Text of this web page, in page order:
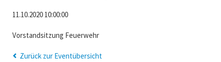
11.10.2020 10:00:00
Vorstandsitzung Feuerwehr
Zurück zur Eventübersicht